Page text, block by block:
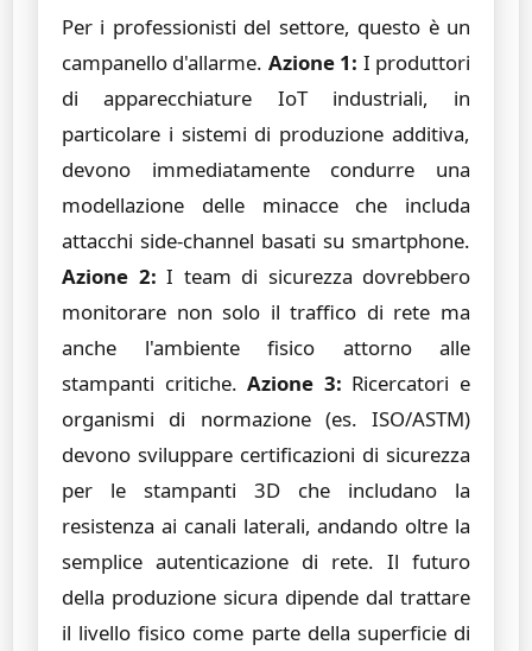
Per i professionisti del settore, questo è un
campanello d'allarme. Azione 1: I produttori
di apparecchiature IoT industriali, in
particolare i sistemi di produzione additiva,
devono immediatamente condurre una
modellazione delle minacce che includa
attacchi side-channel basati su smartphone.
Azione 2: I team di sicurezza dovrebbero
monitorare non solo il traffico di rete ma
anche l'ambiente fisico attorno alle
stampanti critiche.Azione 3: Ricercatori e
organismi di normazione (es. ISO/ASTM)
devono sviluppare certificazioni di sicurezza
per le stampanti 3D che includano la
resistenza ai canali laterali, andando oltre la
semplice autenticazione di rete. Il futuro
della produzione sicura dipende dal trattare
il livello fisico come parte della superficie di